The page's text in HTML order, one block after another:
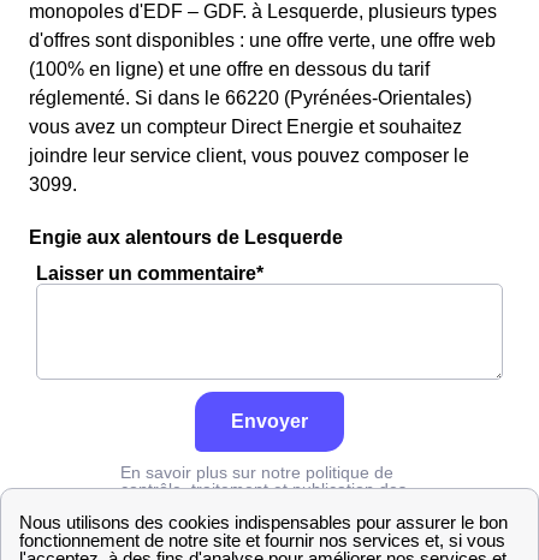
monopoles d'EDF – GDF. à Lesquerde, plusieurs types
d'offres sont disponibles : une offre verte, une offre web
(100% en ligne) et une offre en dessous du tarif
réglementé. Si dans le 66220 (Pyrénées-Orientales)
vous avez un compteur Direct Energie et souhaitez
joindre leur service client, vous pouvez composer le
3099.
Engie aux alentours de Lesquerde
Laisser un commentaire*
Envoyer
En savoir plus sur notre politique de
contrôle, traitement et publication des